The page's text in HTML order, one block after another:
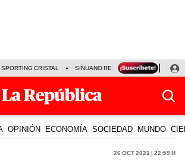
CRISTAL SINUANO RESULTADOS HOY
OPINIÓN ECONOMÍA SOCIEDAD MUNDO
26 Oct 2021 | 22:59 h